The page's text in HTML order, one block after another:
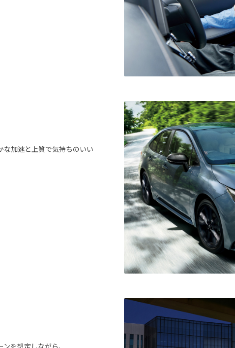
加速と上質で気持ちのいい
を想定しながら、